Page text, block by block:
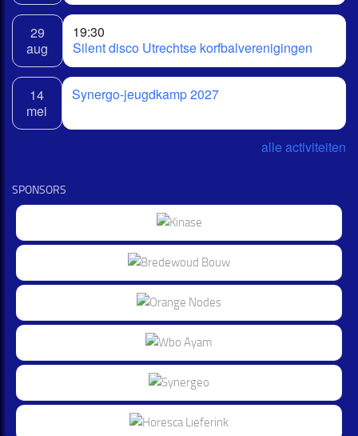
29
aug
19:30
Silent disco Utrechtse korfbalverenigingen
14
mei
Synergo-jeugdkamp 2027
alle activiteiten
SPONSORS